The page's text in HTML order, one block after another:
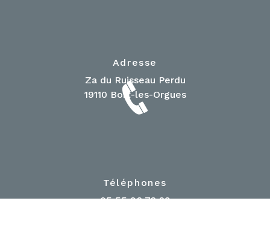
Adresse
Za du Ruisseau Perdu
19110 Bort-les-Orgues
Téléphones
05 55 96 73 29